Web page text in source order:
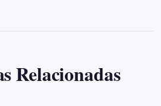
Relacionadas